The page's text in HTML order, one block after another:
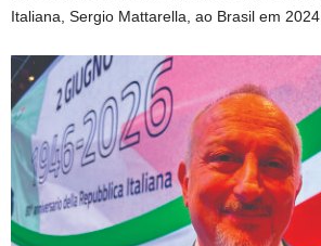
Italiana, Sergio Mattarella, ao Brasil em 2024.